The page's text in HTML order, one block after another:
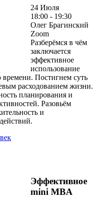
24 Июля
18:00 - 19:30
Олег Брагинский
Zoom
Разберёмся в чём
заключается
эффективное
использование
времени. Постигнем суть
расходованием жизни.
планирования и
Разовьём
и
Эффективное
mini MBA